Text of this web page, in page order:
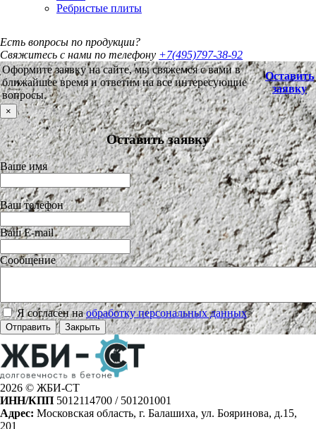
Ребристые плиты
Есть вопросы по продукции?
Свяжитесь с нами по телефону +7(495)797-38-92
Оформите заявку на сайте, мы свяжемся с вами в
ближайшее время и ответим на все интересующие
вопросы.
Оставить
заявку
×
Оставить заявку
Ваше имя
Ваш телефон
Ваш E-mail
Сообщение
Я согласен наобработку персональных данных>
Отправить Закрыть
2026 © ЖБИ-СТ
ИНН/КПП 5012114700 / 501201001
Адрес: Московская область, г. Балашиха, ул. Бояринова, д.15,
201